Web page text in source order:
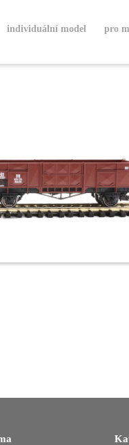
individuální model pro